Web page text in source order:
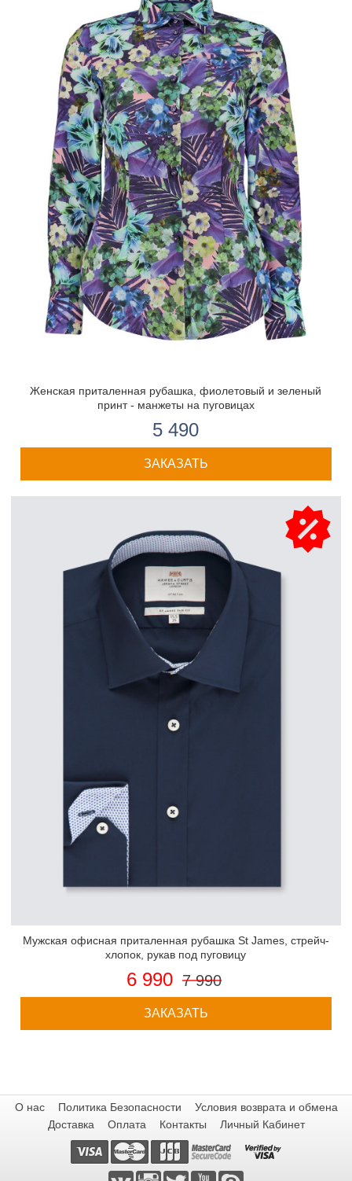
Женская приталенная рубашка, фиолетовый и зеленый
принт - манжеты на пуговицах
5 490
ЗАКАЗАТЬ
Мужская офисная приталенная рубашка St James, стрейч-
хлопок, рукав под пуговицу
6 990 7 990
ЗАКАЗАТЬ
О нас Политика Безопасности
Условия возврата и обмена
Доставка
Оплата Контакты Личный Кабинет